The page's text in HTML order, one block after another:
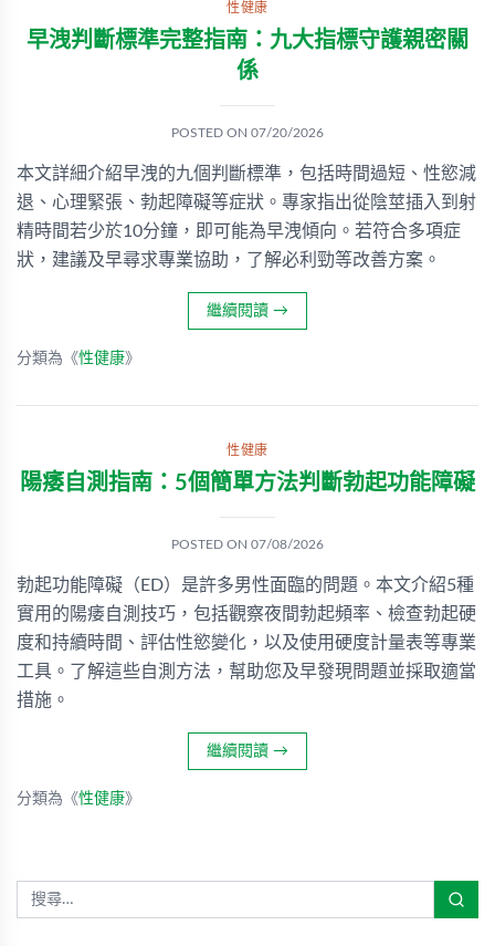
性健康
早洩判斷標準完整指南：九大指標守護親密關
係
POSTED ON 07/20/2026
本文詳細介紹早洩的九個判斷標準，包括時間過短、性慾減
退、心理緊張、勃起障礙等症狀。專家指出從陰莖插入到射
精時間若少於10分鐘，即可能為早洩傾向。若符合多項症
狀，建議及早尋求專業協助，了解必利勁等改善方案。
繼續閱讀 →
分類為《性健康》
性健康
陽痿自測指南：5個簡單方法判斷勃起功能障礙
POSTED ON 07/08/2026
勃起功能障礙（ED）是許多男性面臨的問題。本文介紹5種
實用的陽痿自測技巧，包括觀察夜間勃起頻率、檢查勃起硬
度和持續時間、評估性慾變化，以及使用硬度計量表等專業
工具。了解這些自測方法，幫助您及早發現問題並採取適當
措施。
繼續閱讀 →
分類為《性健康》